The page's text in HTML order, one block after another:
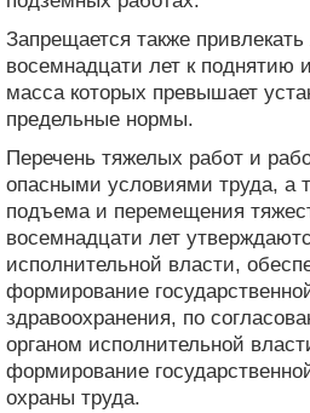
Запрещается также
восемнадцати лет к
масса которых превышает
предельные нормы.
Перечень тяжелых работ и
опасными условиями труда, а
подъема и перемещения
восемнадцати лет
исполнительной власти,
формирование
здравоохранения, по
органом исполнительной
формирование
охраны труда.